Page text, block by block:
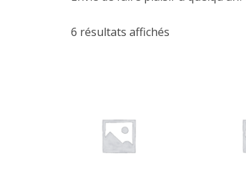
6 résultats affichés